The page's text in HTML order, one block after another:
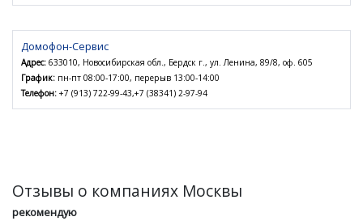
Домофон-Сервис
Адрес: 633010, Новосибирская обл., Бердск г., ул. Ленина, 89/8, оф. 605
График: пн-пт 08:00-17:00, перерыв 13:00-14:00
Телефон: +7 (913) 722-99-43,+7 (38341) 2-97-94
Отзывы о компаниях Москвы
рекомендую